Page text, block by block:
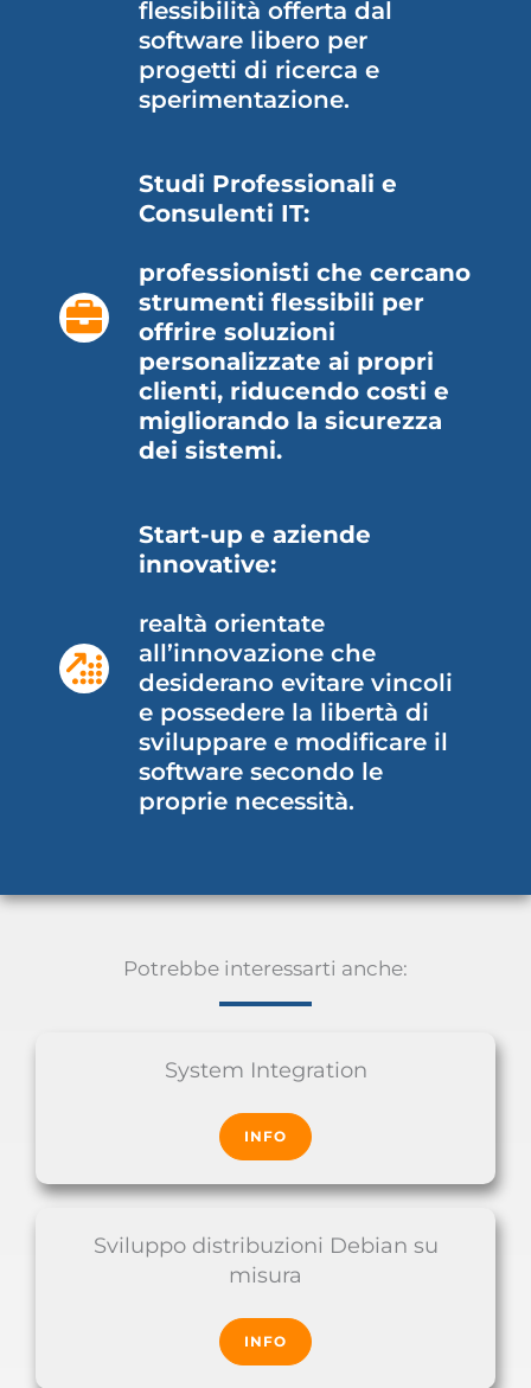
flessibilità offerta dal
software libero per
progetti di ricerca e
sperimentazione.
Studi Professionali e
Consulenti IT:
professionisti che cercano
strumenti flessibili per
offrire soluzioni
personalizzate ai propri
clienti, riducendo costi e
migliorando la sicurezza
dei sistemi.
Start-up e aziende
innovative:
realtà orientate
all’innovazione che
desiderano evitare vincoli
e possedere la libertà di
sviluppare e modificare il
software secondo le
proprie necessità.
Potrebbe interessarti anche:
System Integration
INFO
Sviluppo distribuzioni Debian su
misura
INFO